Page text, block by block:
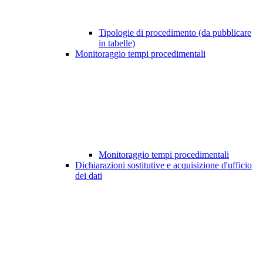
Tipologie di procedimento (da pubblicare
in tabelle)
Monitoraggio tempi procedimentali
Monitoraggio tempi procedimentali
Dichiarazioni sostitutive e acquisizione d'ufficio
dei dati